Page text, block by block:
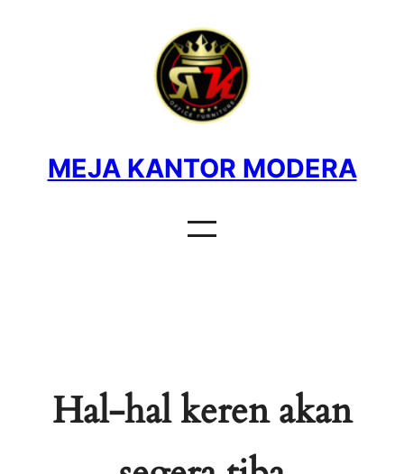
MEJA KANTOR MODERA
Hal-hal keren akan